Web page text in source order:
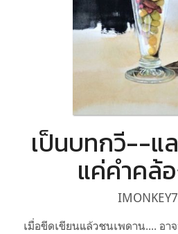
เป็นบทกวี--แ
แค่คำคล้
เมื่อขีดเขียนแล้วชนเพดาน.... อา